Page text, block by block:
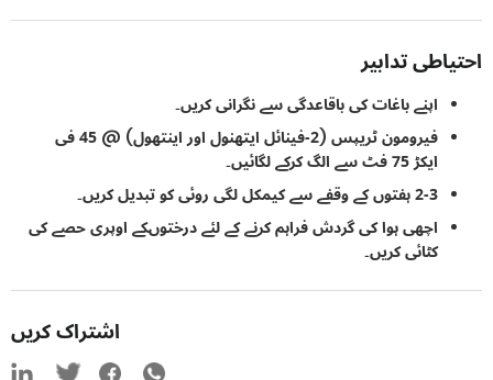
تدابیر
اپنے باغات کی باقاعدگی سے نگرانی کریں۔
فیرومون ٹریپس (2-فینائل ایتھنول اور اینتھول) @ 45 فی
اچھی ہوا کی گردش فراہم کرنے کے لئے درختوںکے اوپری حصے کی
کٹائی کریں۔
اشتراک کریں